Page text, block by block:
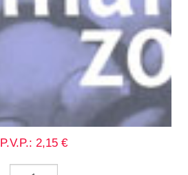
P.V.P.: 2,15 €